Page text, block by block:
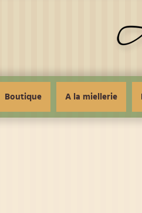
Boutique A la miellerie